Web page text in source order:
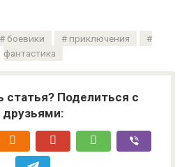
боевики
приключения
фантастика
статья? Поделиться с
друзьями: